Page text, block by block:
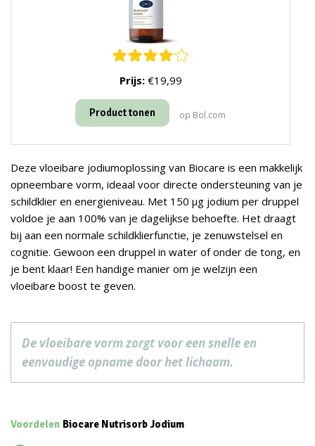
Prijs:€19,99
Product tonen op Bol.com
Deze vloeibare jodiumoplossing van Biocare is een makkelijk
opneembare vorm, ideaal voor directe ondersteuning van je
schildklier en energieniveau. Met 150 µg jodium per druppel
voldoe je aan 100% van je dagelijkse behoefte. Het draagt
bij aan een normale schildklierfunctie, je zenuwstelsel en
cognitie. Gewoon een druppel in water of onder de tong, en
je bent klaar! Een handige manier om je welzijn een
vloeibare boost te geven.
De vloeibare vorm zorgt voor een snelle en
eenvoudige opname door het lichaam.
Voordelen Biocare Nutrisorb Jodium